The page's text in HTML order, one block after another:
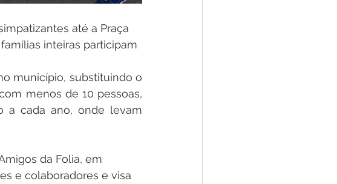
até a Praça
inteiras participam
município, substituindo o
menos de 10 pessoas,
a cada ano, onde levam
da Folia, em
e colaboradores e visa